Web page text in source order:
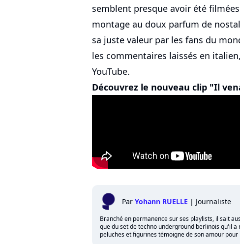
semblent presque avoir été
montage au doux parfum de
sa juste valeur par les fans du
les commentaires laissés en
YouTube.
Découvrez le nouveau clip "Il
Par Yohann RUELLE | Journaliste
Branché en permanence sur ses playlists, il sait
que du set de techno underground berlinois qu'il
peluches et figurines témoigne de son amour